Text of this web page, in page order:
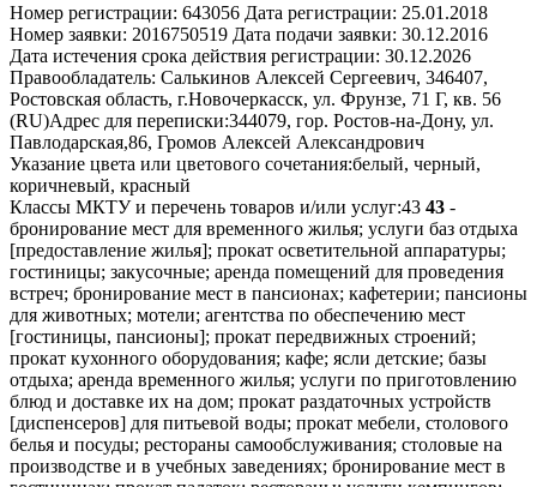
Номер регистрации: 643056 Дата регистрации: 25.01.2018
Номер заявки: 2016750519 Дата подачи заявки: 30.12.2016
Дата истечения срока действия регистрации: 30.12.2026
Правообладатель: Салькинов Алексей Сергеевич, 346407,
Ростовская область, г.Новочеркасск, ул. Фрунзе, 71 Г, кв. 56
(RU)Адрес для переписки:344079, гор. Ростов-на-Дону, ул.
Павлодарская,86, Громов Алексей Александрович
Указание цвета или цветового сочетания:белый, черный,
коричневый, красный
Классы МКТУ и перечень товаров и/или услуг:43 43 -
бронирование мест для временного жилья; услуги баз отдыха
[предоставление жилья]; прокат осветительной аппаратуры;
гостиницы; закусочные; аренда помещений для проведения
встреч; бронирование мест в пансионах; кафетерии; пансионы
для животных; мотели; агентства по обеспечению мест
[гостиницы, пансионы]; прокат передвижных строений;
прокат кухонного оборудования; кафе; ясли детские; базы
отдыха; аренда временного жилья; услуги по приготовлению
блюд и доставке их на дом; прокат раздаточных устройств
[диспенсеров] для питьевой воды; прокат мебели, столового
белья и посуды; рестораны самообслуживания; столовые на
производстве и в учебных заведениях; бронирование мест в